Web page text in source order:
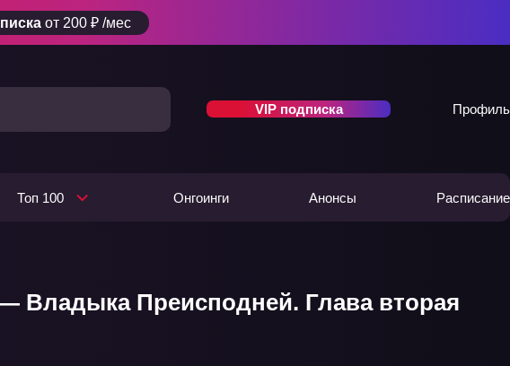
от 200 ₽ /мес
VIP подписка Профиль
Топ 100 Онгоинги Анонсы Расписание
Владыка Преисподней. Глава вторая